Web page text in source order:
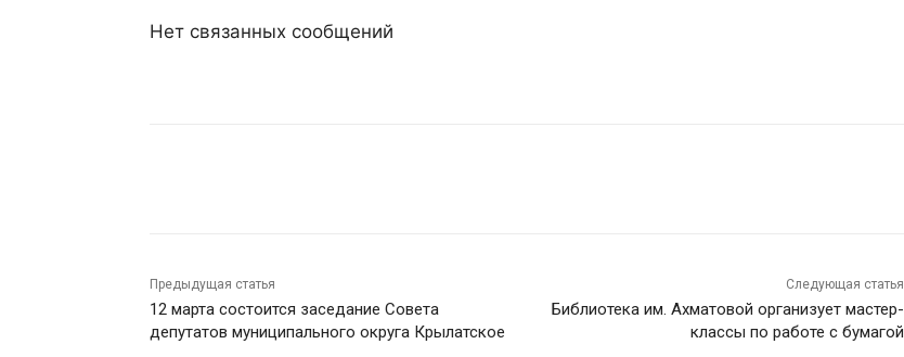
Нет связанных сообщений
Предыдущая статья
12 марта состоится заседание Совета
депутатов муниципального округа Крылатское
Следующая статья
Библиотека им. Ахматовой организует мастер-
классы по работе с бумагой